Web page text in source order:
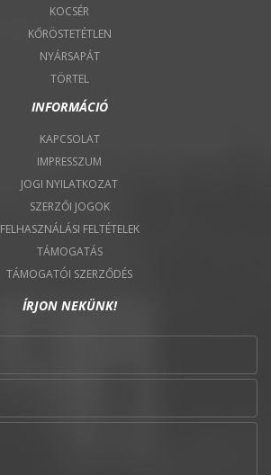
KOCSÉR
KŐRÖSTETÉTLEN
NYÁRSAPÁT
TÖRTEL
INFORMÁCIÓ
KAPCSOLAT
IMPRESSZUM
JOGI NYILATKOZAT
SZERZŐI JOGOK
FELHASZNÁLÁSI FELTÉTELEK
TÁMOGATÁS
TÁMOGATÓI SZERZŐDÉS
ÍRJON NEKÜNK!